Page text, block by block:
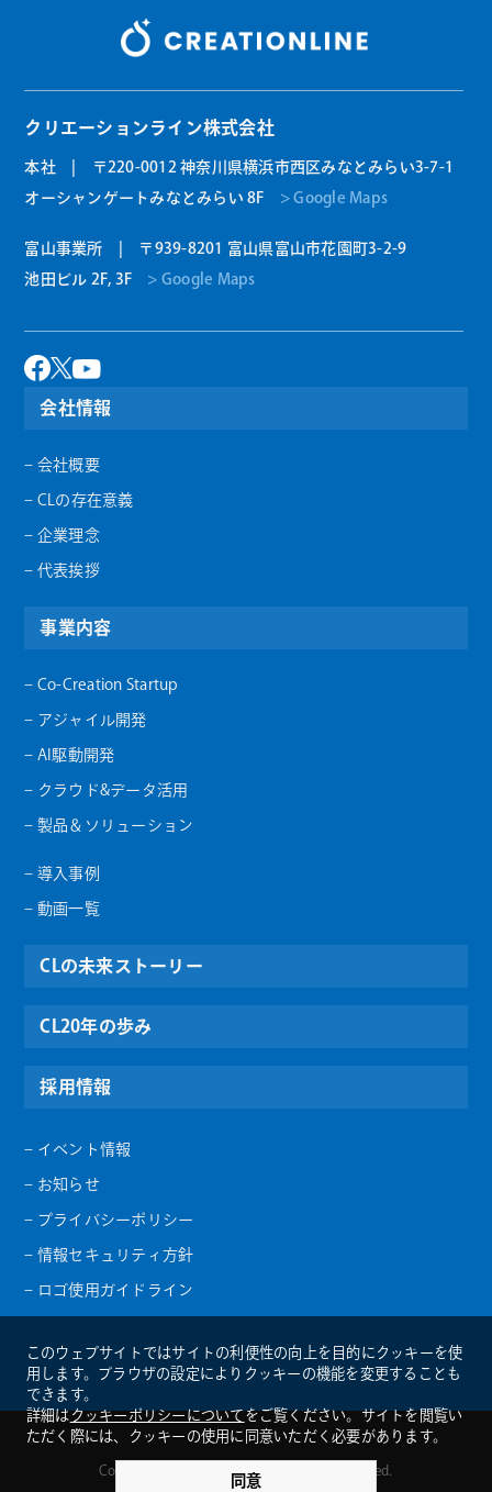
クリエーションライン株式会社
本社 | 〒220-0012 神奈川県横浜市西区みなとみらい3-7-1
オーシャンゲートみなとみらい 8F > Google Maps
富山事業所 | 〒939-8201 富山県富山市花園町3-2-9
池田ビル 2F, 3F > Google Maps
会社情報
– 会社概要
– CLの存在意義
– 企業理念
– 代表挨拶
事業内容
– Co-Creation Startup
– アジャイル開発
– AI駆動開発
– クラウド&データ活用
– 製品＆ソリューション
– 導入事例
– 動画一覧
CLの未来ストーリー
CL20年の歩み
採用情報
– イベント情報
– お知らせ
– プライバシーポリシー
– 情報セキュリティ方針
– ロゴ使用ガイドライン
Copyright ©︎ CREATIONLINE ALL Rights Reserved.
このウェブサイトではサイトの利便性の向上を目的にクッキーを使
用します。ブラウザの設定によりクッキーの機能を変更することも
できます。
詳細はクッキーポリシーについてをご覧ください。サイトを閲覧い
ただく際には、クッキーの使用に同意いただく必要があります。
同意